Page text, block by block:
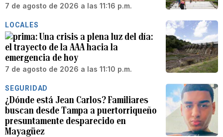
7 de agosto de 2026 a las 11:16 p.m.
LOCALES
Una crisis a plena luz del día:
el trayecto de la AAA hacia la
emergencia de hoy
7 de agosto de 2026 a las 11:10 p.m.
SEGURIDAD
¿Dónde está Jean Carlos? Familiares
buscan desde Tampa a puertorriqueño
presuntamente desparecido en
Mayagüez